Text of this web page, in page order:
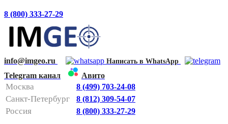
8 (800) 333-27-29
info@imgeo.ru Написать в WhatsApp
Telegram канал Авито
Москва 8 (499) 703-24-08
Санкт-Петербург 8 (812) 309-54-07
Россия 8 (800) 333-27-29